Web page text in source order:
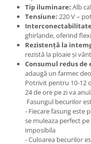
Tip iluminare: Alb
Tensiune: 220 V –
ghirlande, oferind
Rezistență la
rezistă la ploaie și vânt
Consumul redus de
adaugă un farmec
Potrivit pentru 10-12
24 de ore pe zi va
Fasungul becurilor
- Fiecare fasung este
se muleaza perfect
imposibila
- Culoarea becurilor